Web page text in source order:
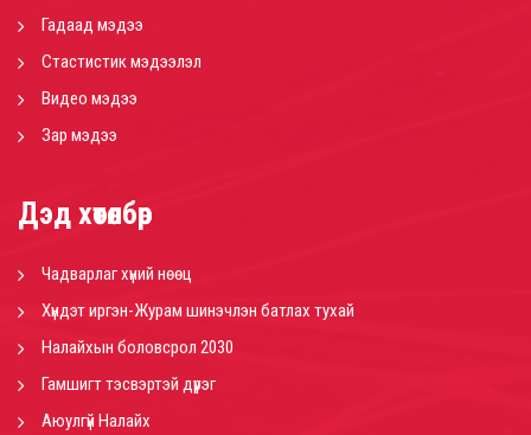
Гадаад мэдээ
Стастистик мэдээлэл
Видео мэдээ
Зар мэдээ
Дэд хөтөлбөр
Чадварлаг хүний нөөц
Хүндэт иргэн-Журам шинэчлэн батлах тухай
Налайхын боловсрол 2030
Гамшигт тэсвэртэй дүүрэг
Аюулгүй Налайх